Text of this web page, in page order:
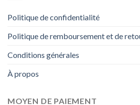
Politique de confidentialité
Politique de remboursement et de
Conditions générales
À propos
MOYEN DE PAIEMENT